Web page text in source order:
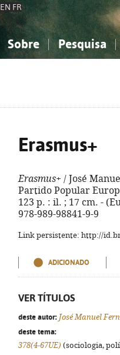
EN FR
Sobre Pesquisa
Erasmus+
Erasmus+ / José
Partido Popular
123 p. : il. ; 17 cm. -
978-989-98841-9-9
Link persistente: http://
ADICIONADO
VER TÍTULOS
deste autor: José Manuel
deste tema:
378(4-67UE) (sociologia,